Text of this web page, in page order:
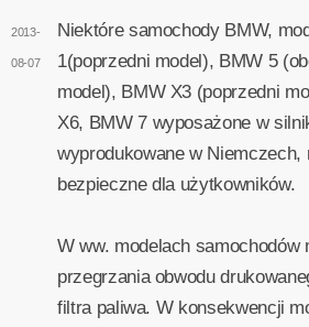
2013-
08-07
Niektóre samochody BMW,
1(poprzedni model), BMW 5
model), BMW X3 (poprzedni
X6, BMW 7 wyposażone w
wyprodukowane w Niemczech,
bezpieczne dla użytkowników.
W ww. modelach samochodów
przegrzania obwodu
filtra paliwa. W konsekwencji